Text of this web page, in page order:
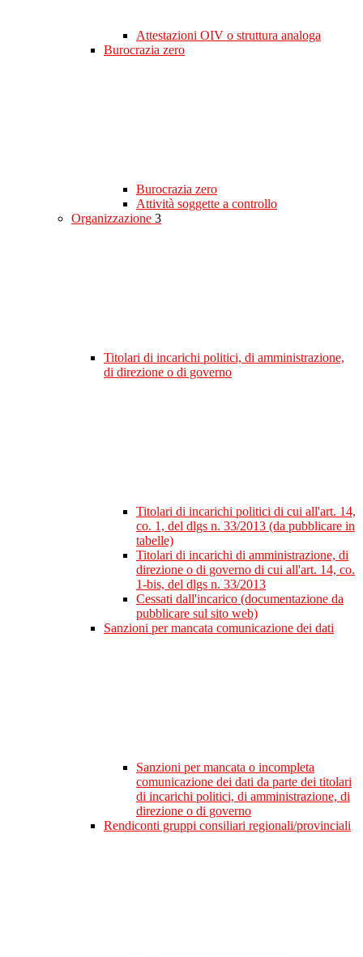
Attestazioni OIV o struttura analoga
Burocrazia zero
Burocrazia zero
Attività soggette a controllo
Organizzazione 3
Titolari di incarichi politici, di amministrazione,
di direzione o di governo
Titolari di incarichi politici di cui all'art. 14,
co. 1, del dlgs n. 33/2013 (da pubblicare in
tabelle)
Titolari di incarichi di amministrazione, di
direzione o di governo di cui all'art. 14, co.
1-bis, del dlgs n. 33/2013
Cessati dall'incarico (documentazione da
pubblicare sul sito web)
Sanzioni per mancata comunicazione dei dati
Sanzioni per mancata o incompleta
comunicazione dei dati da parte dei titolari
di incarichi politici, di amministrazione, di
direzione o di governo
Rendiconti gruppi consiliari regionali/provinciali